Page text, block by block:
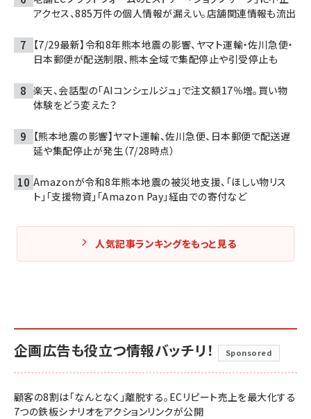
アクセス、885万件の個人情報が漏えい。店舗関連情報も流出
【7/29最新】令和8年熊本地震の影響、ヤマト運輸・佐川急便・
日本郵便が配送制限、熊本全域で集配停止や引受停止も
楽天、会話型の「AIコンシェルジュ」で注文額17％増。買い物
体験をどう変えた？
【熊本地震の影響】ヤマト運輸、佐川急便、日本郵便で配送遅
延や集配停止が発生（7/28時点）
Amazonが令和8年熊本地震の被災地支援、「ほしい物リス
ト」「支援物資」「Amazon Pay」経由での寄付など
人気記事ランキングをもっと見る
企画広告も役立つ情報バッチリ！ Sponsored
顧客の8割は「なんとなく」離脱する。ECリピート売上を最大化する
7つの鉄板シナリオをアクションリンクが公開